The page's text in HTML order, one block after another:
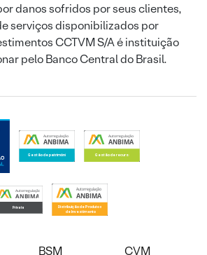
danos sofridos por seus clientes,
serviços disponibilizados por
CCTVM S/A é instituição
pelo Banco Central do Brasil.
BSM CVM